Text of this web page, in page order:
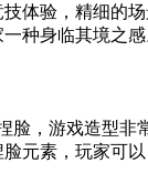
体验，精细的
种身临其境之感
脸，游戏造型非
元素，玩家可以